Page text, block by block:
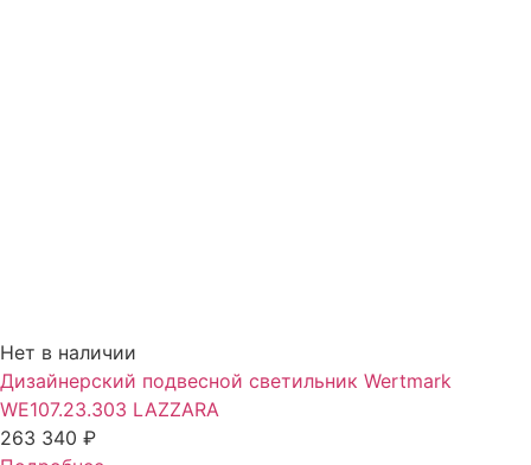
Нет в наличии
Дизайнерский подвесной светильник Wertmark
WE107.23.303 LAZZARA
263 340 ₽